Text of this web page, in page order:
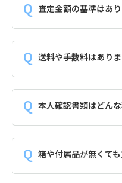
査定金額の基準はあ
送料や手数料はあり
本人確認書類はどん
箱や付属品が無くて